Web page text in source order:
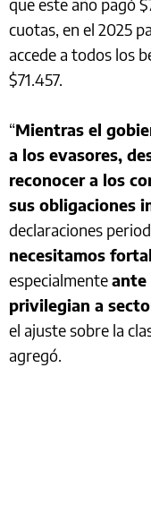
que este año pagó
cuotas, en el 2025
accede a todos los
$71.457.
“Mientras el
a los evasores,
reconocer a los
sus obligaciones
declaraciones
necesitamos
especialmenteante
privilegian a
el ajuste sobre la
agregó.